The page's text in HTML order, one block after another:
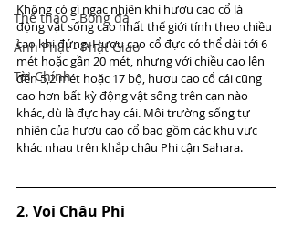
Thể thao - Bóng đá
Ảnh Phật - Phật Giáo
Tài Chính
Không có gì ngạc nhiên khi hươu cao cổ là
động vật sống cao nhất thế giới tính theo chiều
cao khi đứng. Hươu cao cổ đực có thể dài tới 6
mét hoặc gần 20 mét, nhưng với chiều cao lên
đến 5,2 mét hoặc 17 bộ, hươu cao cổ cái cũng
cao hơn bất kỳ động vật sống trên cạn nào
khác, dù là đực hay cái. Môi trường sống tự
nhiên của hươu cao cổ bao gồm các khu vực
khác nhau trên khắp châu Phi cận Sahara.
2. Voi Châu Phi